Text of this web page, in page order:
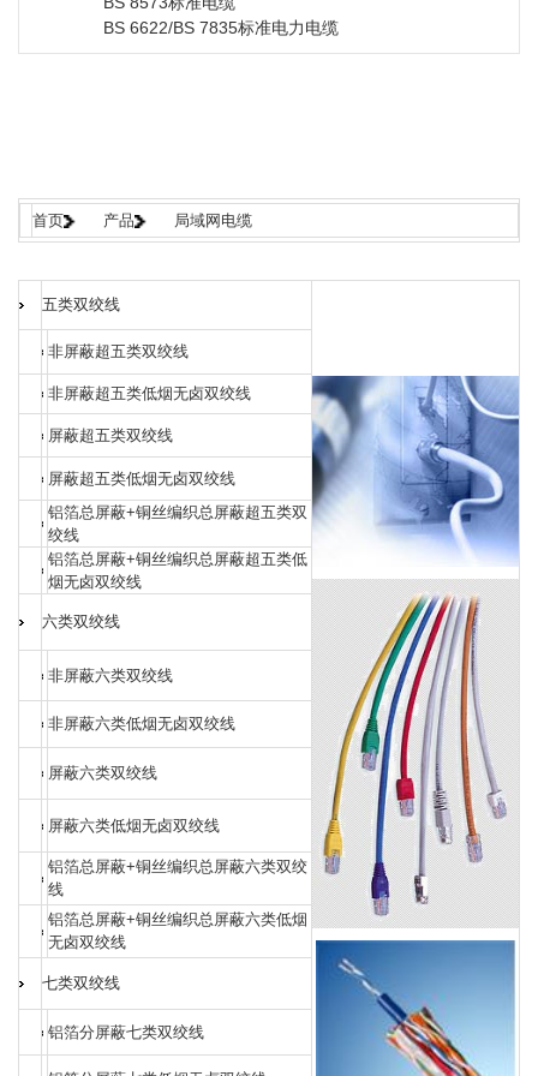
BS 6622/BS 7835标准电力电缆
首页 产品 局域网电缆
五类双绞线
非屏蔽超五类双绞线
非屏蔽超五类低烟无卤双绞线
屏蔽超五类双绞线
屏蔽超五类低烟无卤双绞线
铝箔总屏蔽+铜丝编织总屏蔽超五类双
绞线
铝箔总屏蔽+铜丝编织总屏蔽超五类低
烟无卤双绞线
六类双绞线
非屏蔽六类双绞线
非屏蔽六类低烟无卤双绞线
屏蔽六类双绞线
屏蔽六类低烟无卤双绞线
铝箔总屏蔽+铜丝编织总屏蔽六类双绞
线
铝箔总屏蔽+铜丝编织总屏蔽六类低烟
无卤双绞线
七类双绞线
铝箔分屏蔽七类双绞线